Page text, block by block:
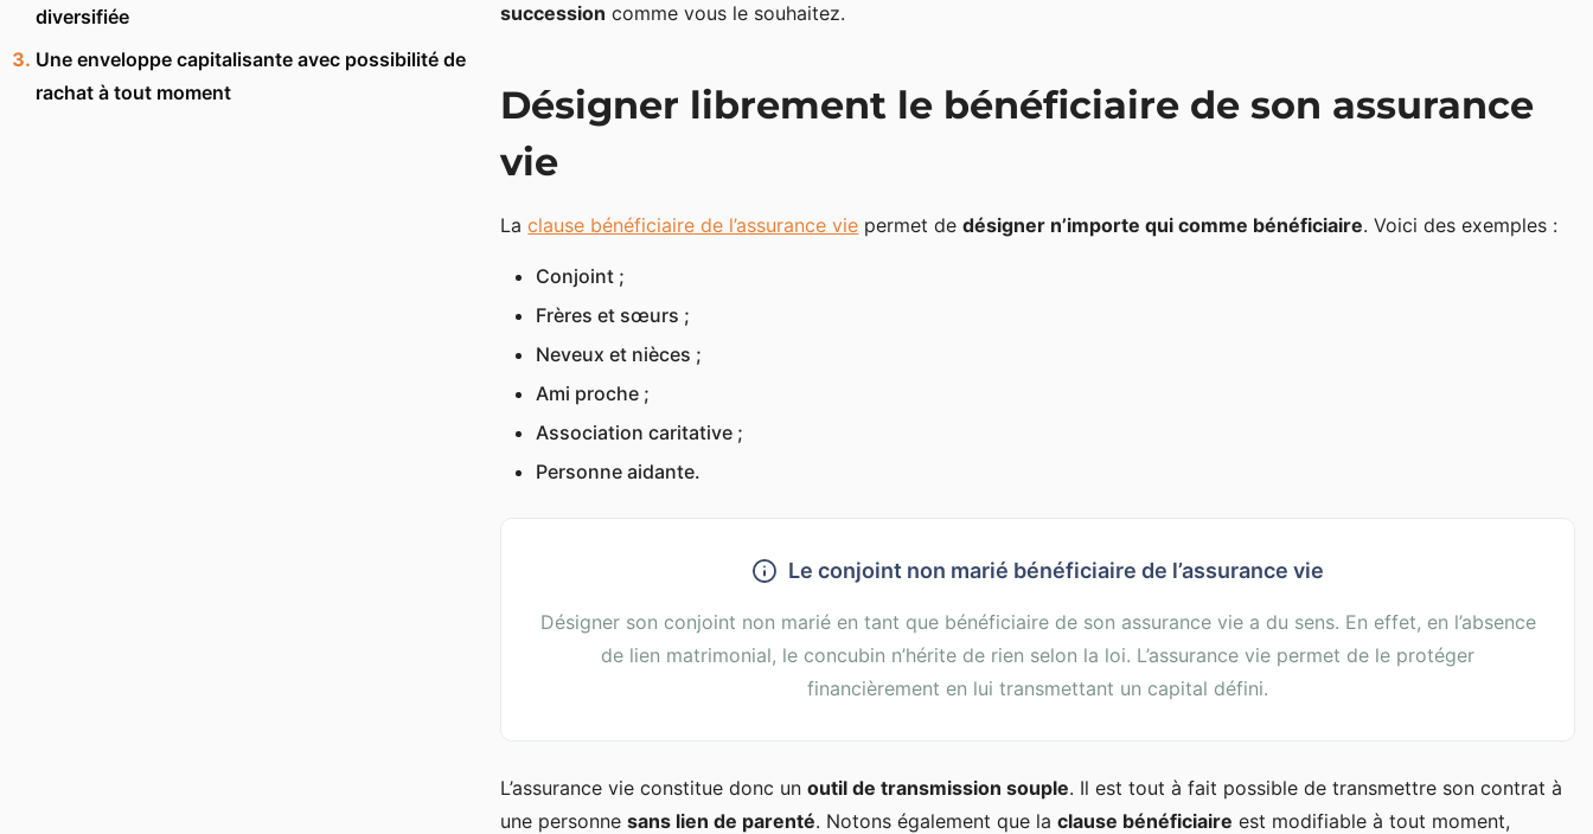
diversifiée
Une enveloppe capitalisante avec possibilité de
rachat à tout moment
succession comme vous le souhaitez.
Désigner librement le bénéficiaire de son assurance
vie
Laclause bénéficiaire de l’assurance vie permet dedésigner n’importe qui comme bénéficiaire. Voici des exemples :
Conjoint ;
Frères et sœurs ;
Neveux et nièces ;
Ami proche ;
Association caritative ;
Personne aidante.
Le conjoint non marié bénéficiaire de l’assurance vie
Désigner son conjoint non marié en tant que bénéficiaire de son assurance vie a du sens. En effet, en l’absence
de lien matrimonial, le concubin n’hérite de rien selon la loi. L’assurance vie permet de le protéger
financièrement en lui transmettant un capital défini.
L’assurance vie constitue donc unoutil de transmission souple. Il est tout à fait possible de transmettre son contrat à
une personnesans lien de parenté. Notons également que laclause bénéficiaire est modifiable à tout moment,